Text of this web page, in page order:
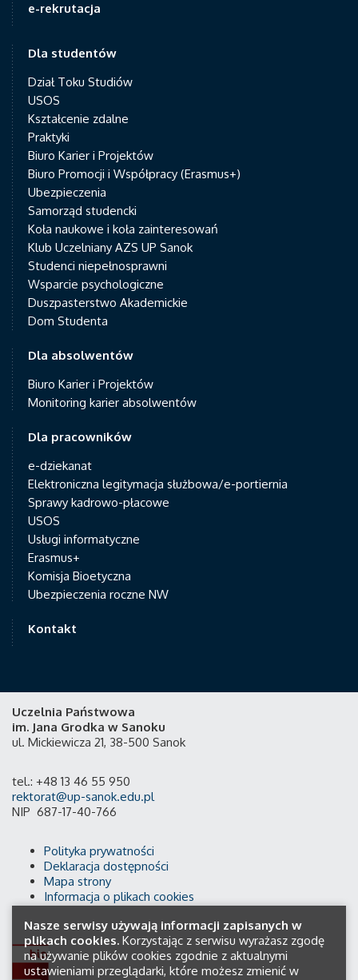
e-rekrutacja
Dla studentów
Dział Toku Studiów
USOS
Kształcenie zdalne
Praktyki
Biuro Karier i Projektów
Biuro Promocji i Współpracy (Erasmus+)
Ubezpieczenia
Samorząd studencki
Koła naukowe i koła zainteresowań
Klub Uczelniany AZS UP Sanok
Studenci niepełnosprawni
Wsparcie psychologiczne
Duszpasterstwo Akademickie
Dom Studenta
Dla absolwentów
Biuro Karier i Projektów
Monitoring karier absolwentów
Dla pracowników
e-dziekanat
Elektroniczna legitymacja służbowa/e-portiernia
Sprawy kadrowo-płacowe
USOS
Usługi informatyczne
Erasmus+
Komisja Bioetyczna
Ubezpieczenia roczne NW
Kontakt
Uczelnia Państwowa
im. Jana Grodka w Sanoku
ul. Mickiewicza 21, 38-500 Sanok
tel.: +48 13 46 55 950
rektorat@up-sanok.edu.pl
NIP 687-17-40-766
Polityka prywatności
Deklaracja dostępności
Mapa strony
Informacja o plikach cookies
Nasze serwisy używają informacji zapisanych w
plikach cookies. Korzystając z serwisu wyrażasz zgodę
na używanie plików cookies zgodnie z aktualnymi
ustawieniami przeglądarki, które możesz zmienić w